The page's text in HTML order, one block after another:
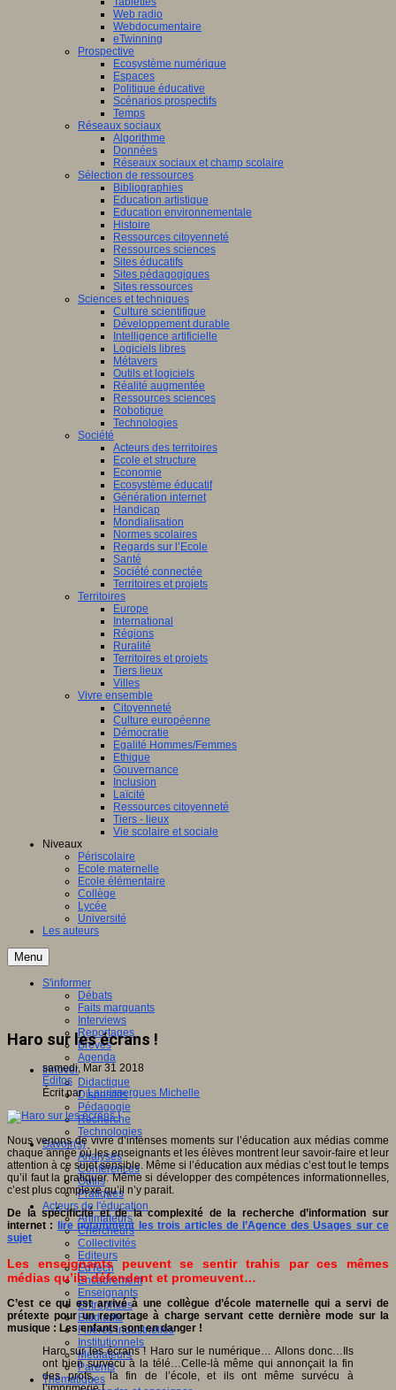
Web radio
Webdocumentaire
eTwinning
Prospective
Ecosystème numérique
Espaces
Politique éducative
Scénarios prospectifs
Temps
Réseaux sociaux
Algorithme
Données
Réseaux sociaux et champ scolaire
Sélection de ressources
Bibliographies
Education artistique
Education environnementale
Histoire
Ressources citoyenneté
Ressources sciences
Sites éducatifs
Sites pédagogiques
Sites ressources
Sciences et techniques
Culture scientifique
Développement durable
Intelligence artificielle
Logiciels libres
Métavers
Outils et logiciels
Réalité augmentée
Ressources sciences
Robotique
Technologies
Société
Acteurs des territoires
Ecole et structure
Economie
Ecosystème éducatif
Génération internet
Handicap
Mondialisation
Normes scolaires
Regards sur l’Ecole
Santé
Société connectée
Territoires et projets
Territoires
Europe
International
Régions
Ruralité
Territoires et projets
Tiers lieux
Villes
Vivre ensemble
Citoyenneté
Culture européenne
Démocratie
Egalité Hommes/Femmes
Ethique
Gouvernance
Inclusion
Laïcité
Ressources citoyenneté
Tiers - lieux
Vie scolaire et sociale
Niveaux
Périscolaire
Ecole maternelle
Ecole élémentaire
Collège
Lycée
Université
Les auteurs
Menu
S'informer
Débats
Faits marquants
Interviews
Reportages
Brèves
Agenda
Innover
Didactique
Dispositifs
Pédagogie
Recherche
Technologies
Savoir(s)
Analyses
Conférences
Outils
Pratiques
Acteurs de l'éducation
Animateurs
Chercheurs
Collectivités
Editeurs
EdTech
Encadrement
Enseignants
Entreprises
Etudiants
Filières industrielles
Institutionnels
Médiateurs
Parents
Thématiques
Haro sur les écrans !
samedi, Mar 31 2018
Editos
Écrit parLaurissergues Michelle
Nous venons de vivre d’intenses moments sur l’éducation aux médias comme
chaque année où les enseignants et les élèves montrent leur savoir-faire et leur
attention à ce sujet sensible. Même si l’éducation aux médias c’est tout le temps
qu’il faut la pratiquer. Même si développer des compétences informationnelles,
c’est plus complexe qu’il n’y parait.
De la spécificité et de la complexité de la recherche d’information sur
internet : lire notamment les trois articles de l’Agence des Usages sur ce
sujet
Les enseignants peuvent se sentir trahis par ces mêmes
médias qu’ils défendent et promeuvent…
C’est ce qui est arrivé à une collègue d’école maternelle qui a servi de
prétexte pour un reportage à charge servant cette dernière mode sur la
musique : Les enfants sont en danger !
Haro sur les écrans ! Haro sur le numérique… Allons donc…Ils
ont bien survécu à la télé…Celle-là même qui annonçait la fin
des profs, la fin de l’école, et ils ont même survécu à